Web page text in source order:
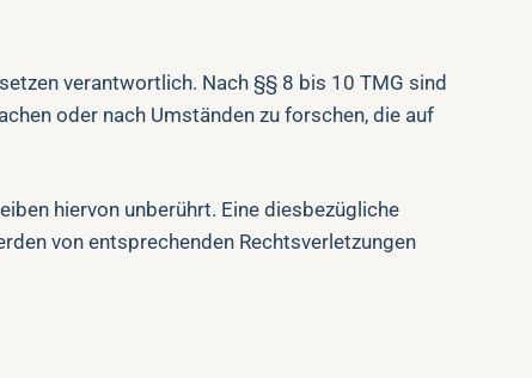
verantwortlich. Nach §§ 8 bis 10 TMG sind
oder nach Umständen zu forschen, die auf
hiervon unberührt. Eine diesbezügliche
von entsprechenden Rechtsverletzungen